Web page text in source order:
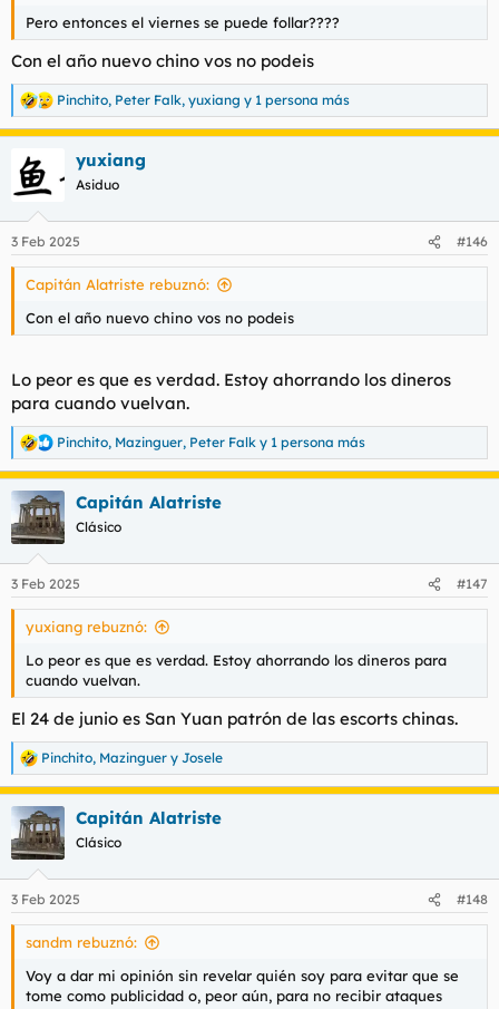
Pero entonces el viernes se puede follar????
Con el año nuevo chino vos no podeis
R
e
a
c
c
i
e
s
Pinchito, Peter Falk, yuxiang y 1 persona más
yuxiang
Asiduo
3 Feb 2025 #146
Capitán Alatriste rebuznó:
Con el año nuevo chino vos no podeis
Lo peor es que es verdad. Estoy ahorrando los dineros
para cuando vuelvan.
R
e
a
c
c
i
e
s
Pinchito, Mazinguer, Peter Falk y 1 persona más
Capitán Alatriste
Clásico
3 Feb 2025 #147
yuxiang rebuznó:
Lo peor es que es verdad. Estoy ahorrando los dineros para
cuando vuelvan.
El 24 de junio es San Yuan patrón de las escorts chinas.
R
e
a
c
c
i
e
s
Pinchito, Mazinguer y Josele
Capitán Alatriste
Clásico
3 Feb 2025 #148
sandm rebuznó:
Voy a dar mi opinión sin revelar quién soy para evitar que se
tome como publicidad o, peor aún, para no recibir ataques